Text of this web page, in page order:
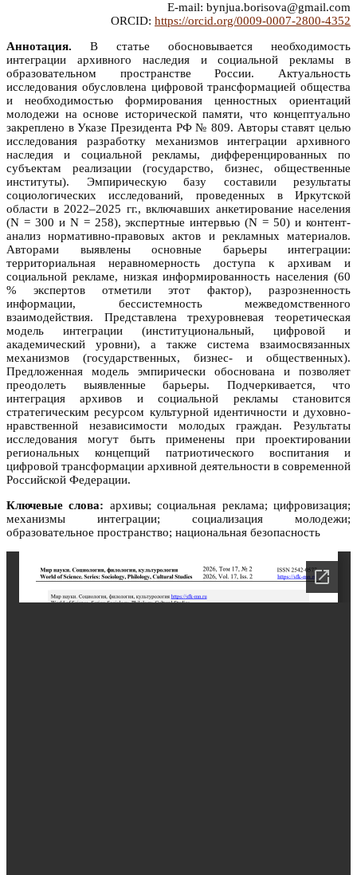
E-mail: bynjua.borisova@gmail.com
ORCID: https://orcid.org/0009-0007-2800-4352
Аннотация. В статье обосновывается необходимость
интеграции архивного наследия и социальной рекламы в
образовательном пространстве России. Актуальность
исследования обусловлена цифровой трансформацией общества
и необходимостью формирования ценностных ориентаций
молодежи на основе исторической памяти, что концептуально
закреплено в Указе Президента РФ № 809. Авторы ставят целью
исследования разработку механизмов интеграции архивного
наследия и социальной рекламы, дифференцированных по
субъектам реализации (государство, бизнес, общественные
институты). Эмпирическую базу составили результаты
социологических исследований, проведенных в Иркутской
области в 2022–2025 гг., включавших анкетирование населения
(N = 300 и N = 258), экспертные интервью (N = 50) и контент-
анализ нормативно-правовых актов и рекламных материалов.
Авторами выявлены основные барьеры интеграции:
территориальная неравномерность доступа к архивам и
социальной рекламе, низкая информированность населения (60
% экспертов отметили этот фактор), разрозненность
информации, бессистемность межведомственного
взаимодействия. Представлена трехуровневая теоретическая
модель интеграции (институциональный, цифровой и
академический уровни), а также система взаимосвязанных
механизмов (государственных, бизнес- и общественных).
Предложенная модель эмпирически обоснована и позволяет
преодолеть выявленные барьеры. Подчеркивается, что
интеграция архивов и социальной рекламы становится
стратегическим ресурсом культурной идентичности и духовно-
нравственной независимости молодых граждан. Результаты
исследования могут быть применены при проектировании
региональных концепций патриотического воспитания и
цифровой трансформации архивной деятельности в современной
Российской Федерации.
Ключевые слова: архивы; социальная реклама; цифровизация;
механизмы интеграции; социализация молодежи;
образовательное пространство; национальная безопасность